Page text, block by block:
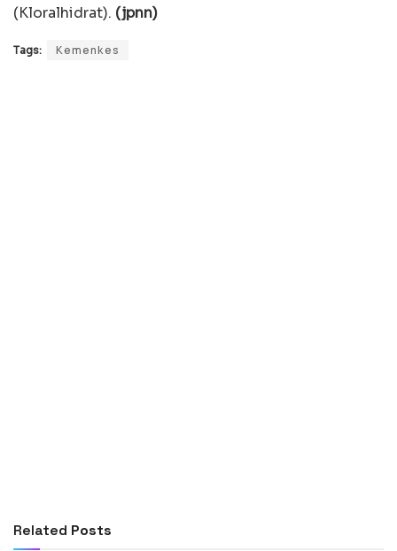
(Kloralhidrat). (jpnn)
Tags: Kemenkes
Related Posts